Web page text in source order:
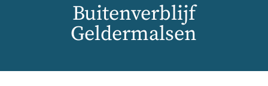
Buitenverblijf
Geldermalsen